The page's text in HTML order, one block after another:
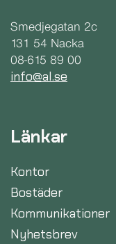
Smedjegatan 2c
131 54 Nacka
08-615 89 00
info@al.se
Länkar
Kontor
Bostäder
Kommunikationer
Nyhetsbrev